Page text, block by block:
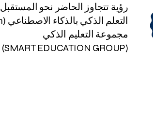
رؤية تتجاوز الحاضر نحو المستقبل
التعلم الذكي بالذكاء الاصطناعي (AI SmartLearn)
مجموعة التعليم الذكي
(SMART EDUCATION GROUP)